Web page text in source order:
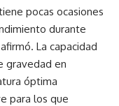
pocas ocasiones
durante
La capacidad
gravedad en
óptima
para los que